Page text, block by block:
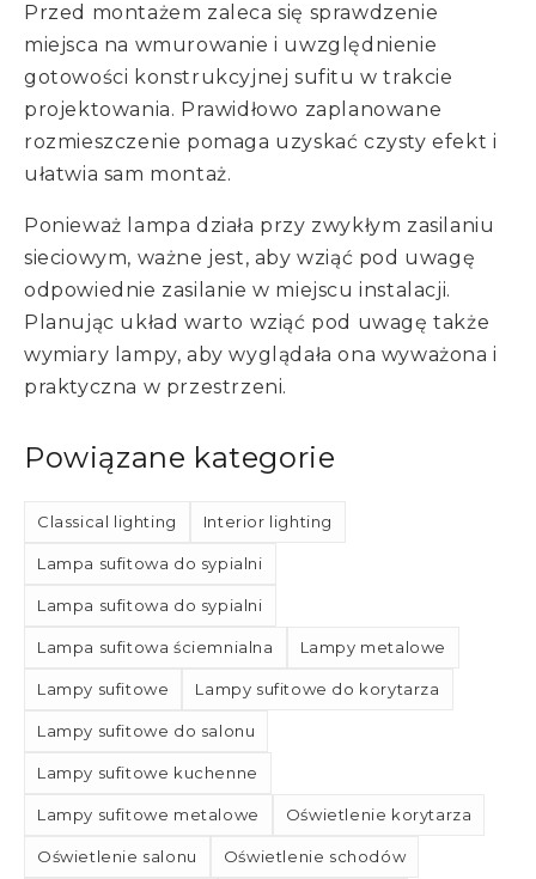
Przed montażem zaleca się sprawdzenie
miejsca na wmurowanie i uwzględnienie
gotowości konstrukcyjnej sufitu w trakcie
projektowania. Prawidłowo zaplanowane
rozmieszczenie pomaga uzyskać czysty efekt i
ułatwia sam montaż.
Ponieważ lampa działa przy zwykłym zasilaniu
sieciowym, ważne jest, aby wziąć pod uwagę
odpowiednie zasilanie w miejscu instalacji.
Planując układ warto wziąć pod uwagę także
wymiary lampy, aby wyglądała ona wyważona i
praktyczna w przestrzeni.
Powiązane kategorie
Classical lighting Interior lighting
Lampa sufitowa do sypialni
Lampa sufitowa do sypialni
Lampa sufitowa ściemnialna Lampy metalowe
Lampy sufitowe Lampy sufitowe do korytarza
Lampy sufitowe do salonu
Lampy sufitowe kuchenne
Lampy sufitowe metalowe Oświetlenie korytarza
Oświetlenie salonu Oświetlenie schodów